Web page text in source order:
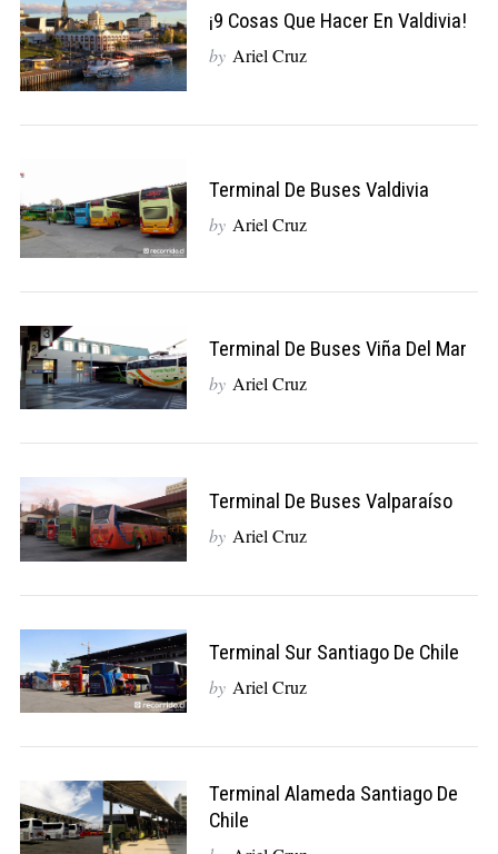
¡9 Cosas Que Hacer En Valdivia!
by Ariel Cruz
Terminal De Buses Valdivia
by Ariel Cruz
Terminal De Buses Viña Del Mar
by Ariel Cruz
Terminal De Buses Valparaíso
by Ariel Cruz
Terminal Sur Santiago De Chile
by Ariel Cruz
Terminal Alameda Santiago De
Chile